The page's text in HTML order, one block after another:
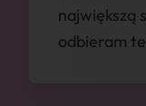
największą
odbieram